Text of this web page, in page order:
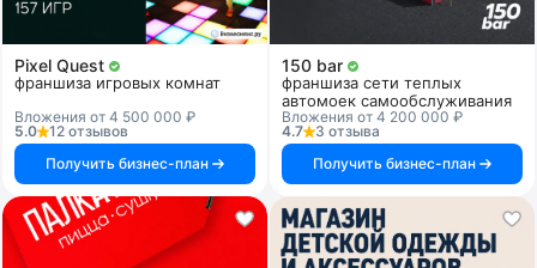
Pixel Quest
франшиза игровых комнат
Вложения от 4 500 000 ₽
5.0
12 отзывов
Получить бизнес-план
150 bar
франшиза сети теплых
автомоек самообслуживания
Вложения от 4 200 000 ₽
4.7
3 отзыва
Получить бизнес-план